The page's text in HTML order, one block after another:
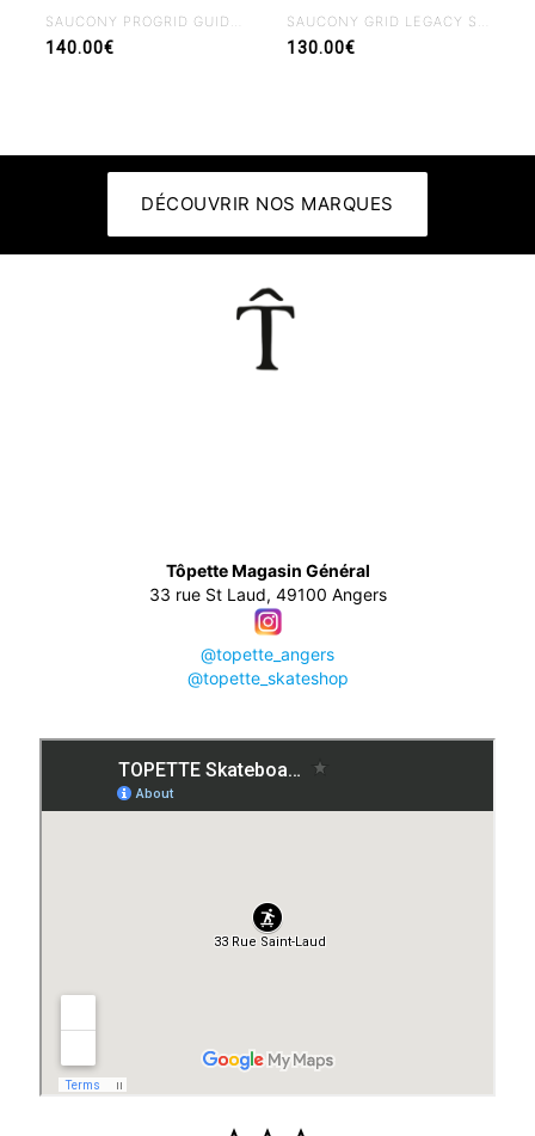
SAUCONY PROGRID GUIDE 7 SILVER MAROON
140.00€
SAUCONY GRID LEGACY SILK WHITE
130.00€
DÉCOUVRIR NOS MARQUES
Tôpette Magasin Général
33 rue St Laud, 49100 Angers
@topette_angers
@topette_skateshop